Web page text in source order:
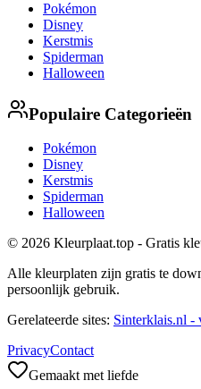
Pokémon
Disney
Kerstmis
Spiderman
Halloween
Populaire Categorieën
Pokémon
Disney
Kerstmis
Spiderman
Halloween
© 2026 Kleurplaat.top - Gratis
Alle kleurplaten zijn gratis te
persoonlijk gebruik.
Gerelateerde sites: Sinterklais.nl -
PrivacyContact
Gemaakt met liefde